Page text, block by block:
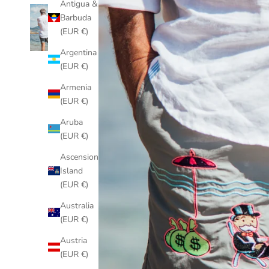
Antigua &
Barbuda
(EUR €)
Argentina
(EUR €)
Armenia
(EUR €)
Aruba
(EUR €)
Ascension
Island
(EUR €)
Australia
(EUR €)
Austria
(EUR €)